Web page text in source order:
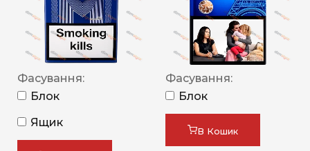
Фасування:
Блок
Ящик
Фасування:
Блок
В Кошик